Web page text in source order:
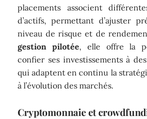
placements associent
d’actifs, permettant d’ajuster
niveau de risque et de
gestion pilotée, elle offre la
confier ses investissements à
qui adaptent en continu la
à l’évolution des marchés.
Cryptomonnaie et